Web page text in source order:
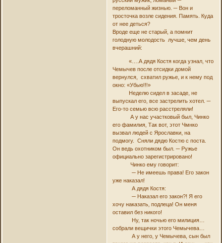
переломанный жизнью. ─ Вон и
тросточка возле сидения. Память. Куда
от нее деться?
Вроде еще не старый, а помнит
голодную молодость лучше, чем день
вчерашний:
«….А дядя Костя когда узнал, что
Чемычев после отсидки домой
вернулся, схватил ружье, и к нему под
окно: «Убью!!!»
Неделю сидел в засаде, не
выпускал его, все застрелить хотел. ─
Его-то семью всю расстреляли!
А у нас участковый был, Чинко
его фамилия, Так вот, этот Чмнко
вызвал людей с Ярославки, на
подмогу. Сняли дядю Костю с поста.
Он ведь охотником был. ─ Ружье
официально зарегистрировано!
Чинко ему говорит:
─ Не имеешь права! Его закон
уже наказал!
А дядя Костя:
─ Наказал его закон?! Я его
хочу наказать, подлеца! Он меня
оставил без никого!
Ну, так ночью его милиция…
собрали вещички этого Чемычева…
А у него, у Чемычева, сын был